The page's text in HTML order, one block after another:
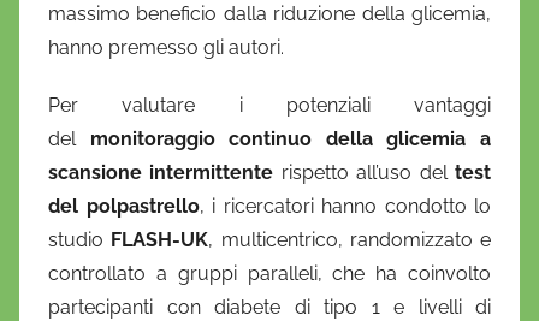
massimo beneficio dalla riduzione della glicemia,
hanno premesso gli autori.
Per valutare i potenziali vantaggi
del monitoraggio continuo della glicemia a
scansione intermittente rispetto all’uso deltest
del polpastrello, i ricercatori hanno condotto lo
studio FLASH-UK, multicentrico, randomizzato e
controllato a gruppi paralleli, che ha coinvolto
partecipanti con diabete di tipo 1 e livelli di